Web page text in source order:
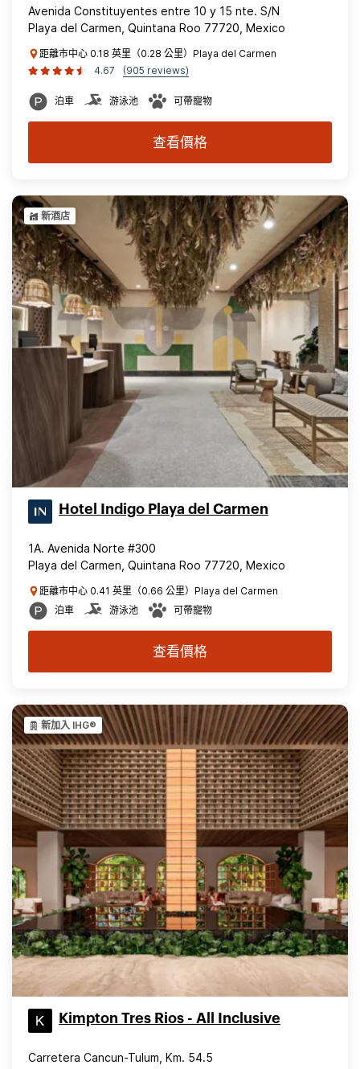
Avenida Constituyentes entre 10 y 15 nte. S/N
Playa del Carmen, Quintana Roo 77720, Mexico
距離市中心 0.18 英里（0.28 公里）Playa del Carmen
4.67
(905 reviews)
泊車 游泳池 可帶寵物
查看價格
新酒店
Hotel Indigo Playa del Carmen
1A. Avenida Norte #300
Playa del Carmen, Quintana Roo 77720, Mexico
距離市中心 0.41 英里（0.66 公里）Playa del Carmen
泊車
游泳池 可帶寵物
查看價格
新加入 IHG®
Kimpton Tres Rios - All Inclusive
Carretera Cancun-Tulum, Km. 54.5